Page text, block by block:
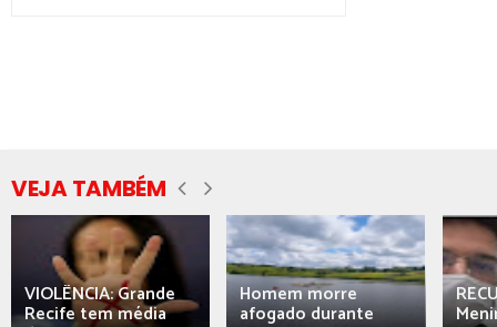
VEJA TAMBÉM
VIOLÊNCIA: Grande
Recife tem média
Homem morre
afogado durante